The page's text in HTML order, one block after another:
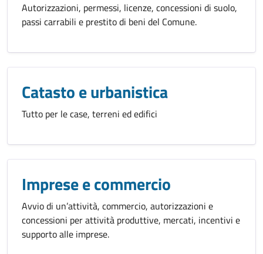
Autorizzazioni, permessi, licenze, concessioni di suolo,
passi carrabili e prestito di beni del Comune.
Catasto e urbanistica
Tutto per le case, terreni ed edifici
Imprese e commercio
Avvio di un’attività, commercio, autorizzazioni e
concessioni per attività produttive, mercati, incentivi e
supporto alle imprese.